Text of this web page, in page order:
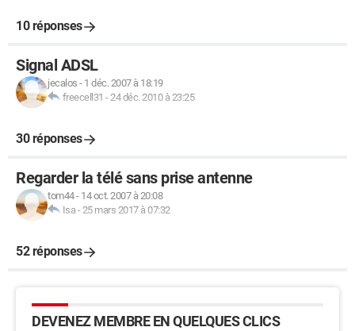
10 réponses
Signal ADSL
jecalos - 1 déc. 2007 à 18:19
freecell31 -24 déc. 2010 à 23:25
30 réponses
Regarder la télé sans prise antenne
tom44- 14 oct. 2007 à 20:08
Isa -25 mars 2017 à 07:32
52 réponses
DEVENEZ MEMBRE EN QUELQUES CLICS